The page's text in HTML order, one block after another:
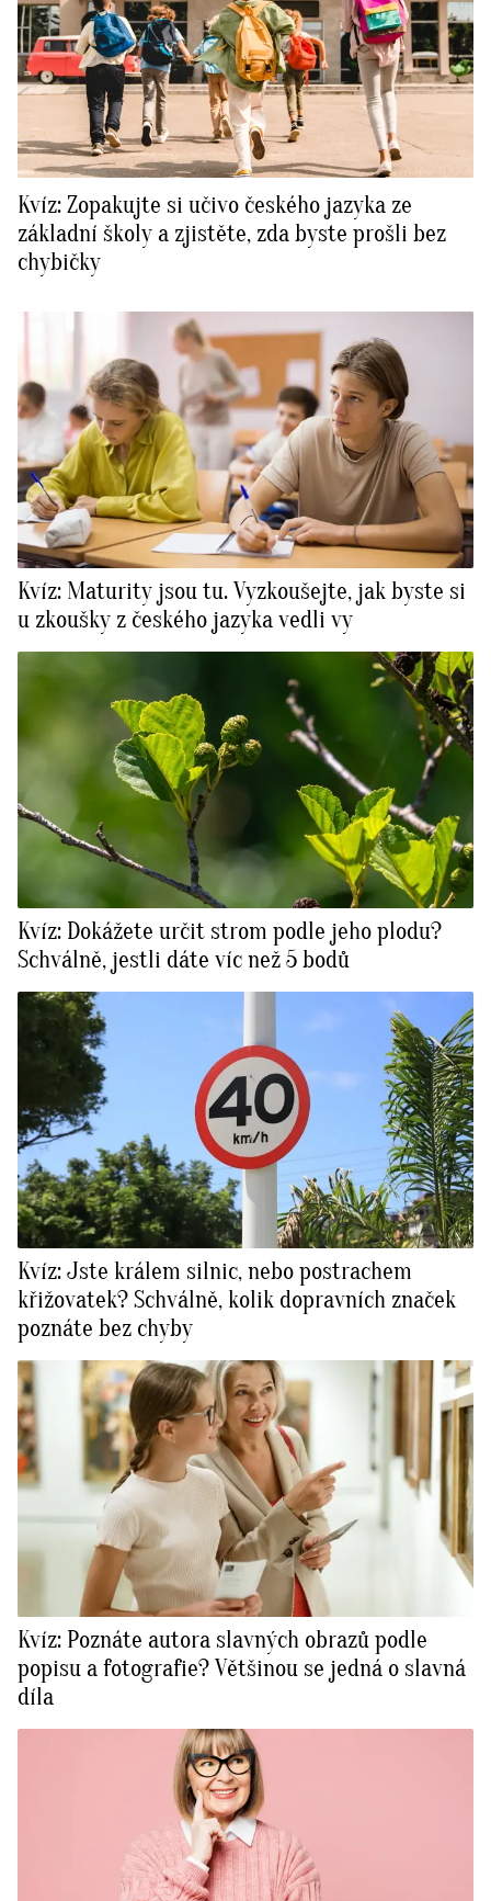
Kvíz: Zopakujte si učivo českého jazyka ze
základní školy a zjistěte, zda byste prošli bez
chybičky
Kvíz: Maturity jsou tu. Vyzkoušejte, jak byste si
u zkoušky z českého jazyka vedli vy
Kvíz: Dokážete určit strom podle jeho plodu?
Schválně, jestli dáte víc než 5 bodů
Kvíz: Jste králem silnic, nebo postrachem
křižovatek? Schválně, kolik dopravních značek
poznáte bez chyby
Kvíz: Poznáte autora slavných obrazů podle
popisu a fotografie? Většinou se jedná o slavná
díla